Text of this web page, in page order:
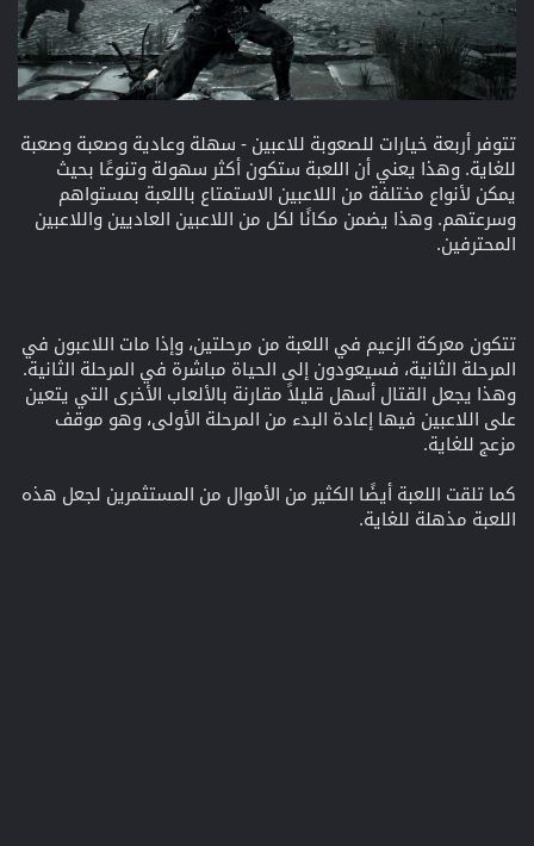
تتوفر أربعة خيارات للصعوبة للاعبين - سهلة وعادية وصعبة وصعبة
للغاية. وهذا يعني أن اللعبة ستكون أكثر سهولة وتنوعًا بحيث
يمكن لأنواع مختلفة من اللاعبين الاستمتاع باللعبة بمستواهم
وسرعتهم. وهذا يضمن مكانًا لكل من اللاعبين العاديين واللاعبين
المحترفين.
تتكون معركة الزعيم في اللعبة من مرحلتين، وإذا مات اللاعبون في
المرحلة الثانية، فسيعودون إلى الحياة مباشرة في المرحلة الثانية.
وهذا يجعل القتال أسهل قليلاً مقارنة بالألعاب الأخرى التي يتعين
على اللاعبين فيها إعادة البدء من المرحلة الأولى، وهو موقف
مزعج للغاية.
كما تلقت اللعبة أيضًا الكثير من الأموال من المستثمرين لجعل هذه
اللعبة مذهلة للغاية.